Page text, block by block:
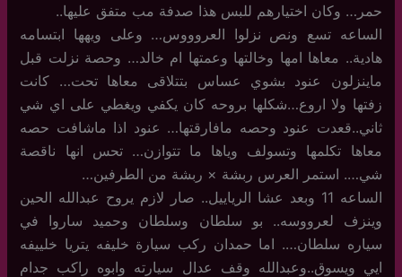
حمر… وكان اختيارهم للبس هذا صدفة مب متفق عليها..
الساعه تسع ونص نزلوا العروووس… وعلى ويهها ابتسامه
هادية.. معاها امها وخالتها وعمتها ام خالد… وحصة نزلت قبل
ماينزلون عنود بشوي عساس بتتلاقى معاها تحت… كانت
زفتها ولا اروع…شكلها بروحه كان يكفي ويغطي على اي شي
ثاني..قعدت عنود وحصه مافارقتها… عنود اذا ماشافت حصه
معاها تكلمها وتسولف وياها ما تتوازن… تحس انها ناقصة
شي…. استمر العرس ربشة × ربشة من الطرفين…
الساعه 11 وبعد عشا الرياييل.. صار لازم يروح عبدالله الحين
وينزف لعرووسه.. بو سلطان وسلطان وحميد ساروا في
سياره سلطان…. اما حمدان ركب سيارة خليفه يتريا خلييفه
ايي ويسوق..وعبدالله وقف عدال سيارته وابوه راكب جدام